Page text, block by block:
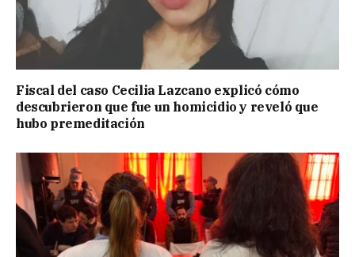
Fiscal del caso Cecilia Lazcano explicó cómo
descubrieron que fue un homicidio y reveló que
hubo premeditación